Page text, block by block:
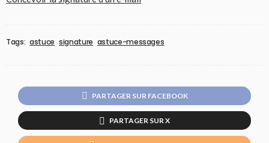
Tags: astuce signature astuce-messages
PARTAGER SUR FACEBOOK
PARTAGER SUR X